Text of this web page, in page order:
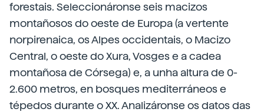
forestais. Seleccionáronse seis macizos
montañosos do oeste de Europa (a vertente
norpirenaica, os Alpes occidentais, o Macizo
Central, o oeste do Xura, Vosges e a cadea
montañosa de Córsega) e, a unha altura de 0-
2.600 metros, en bosques mediterráneos e
tépedos durante o XX. Analizáronse os datos das